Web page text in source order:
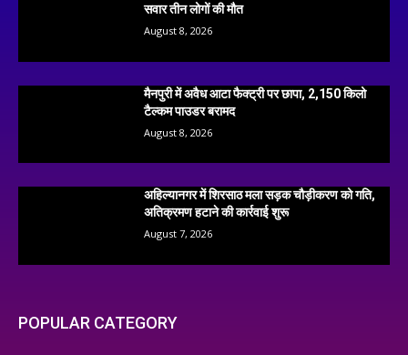
सवार तीन लोगों की मौत
August 8, 2026
मैनपुरी में अवैध आटा फैक्ट्री पर छापा, 2,150 किलो
टैल्कम पाउडर बरामद
August 8, 2026
अहिल्यानगर में शिरसाठ मला सड़क चौड़ीकरण को गति,
अतिक्रमण हटाने की कार्रवाई शुरू
August 7, 2026
POPULAR CATEGORY